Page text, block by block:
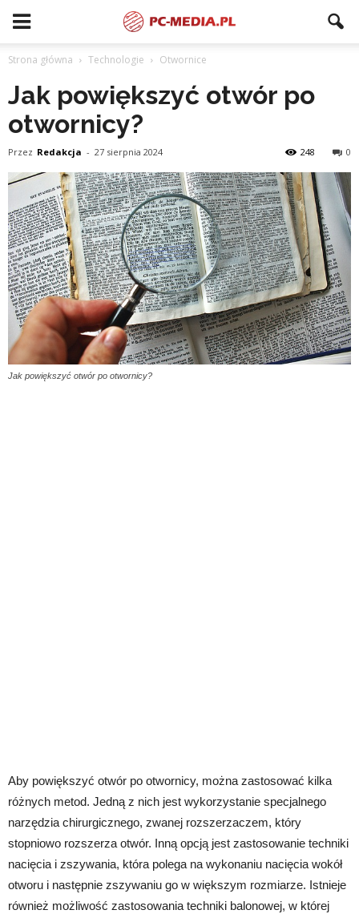
Strona główna Technologie Otwornice
Jak powiększyć otwór po
otwornicy?
Przez Redakcja - 27 sierpnia 2024 0
248
Jak powiększyć otwór po otwornicy?
Aby powiększyć otwór po otwornicy, można zastosować kilka
różnych metod. Jedną z nich jest wykorzystanie specjalnego
narzędzia chirurgicznego, zwanej rozszerzaczem, który
stopniowo rozszerza otwór. Inną opcją jest zastosowanie techniki
nacięcia i zszywania, która polega na wykonaniu nacięcia wokół
otworu i następnie zszywaniu go w większym rozmiarze. Istnieje
również możliwość zastosowania techniki balonowej, w której